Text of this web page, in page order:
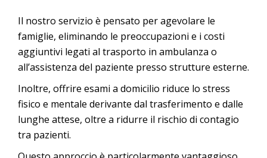
Il nostro servizio è pensato per agevolare le
famiglie, eliminando le preoccupazioni e i costi
aggiuntivi legati al trasporto in ambulanza o
all’assistenza del paziente presso strutture esterne.
Inoltre, offrire esami a domicilio riduce lo stress
fisico e mentale derivante dal trasferimento e dalle
lunghe attese, oltre a ridurre il rischio di contagio
tra pazienti.